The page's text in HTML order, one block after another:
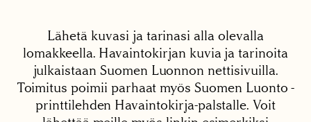
Lähetä kuvasi ja tarinasi alla olevalla
lomakkeella. Havaintokirjan kuvia ja tarinoita
julkaistaan Suomen Luonnon nettisivuilla.
Toimitus poimii parhaat myös Suomen Luonto -
printtilehden Havaintokirja-palstalle. Voit